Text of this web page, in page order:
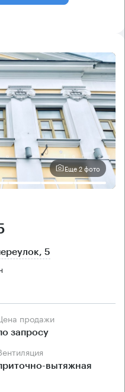
Еще 2 фото
5
Цена продажи
запросу
Вентиляция
вытяжная